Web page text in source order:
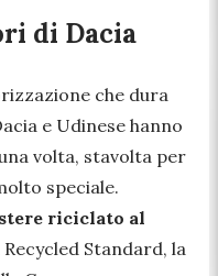
di Dacia
che dura
e Udinese hanno
volta, stavolta per
speciale.
riciclato al
Standard, la